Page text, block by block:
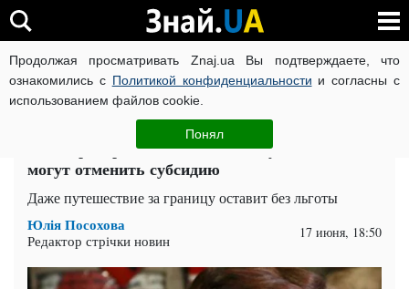
Продолжая просматривать Znaj.ua Вы подтверждаете, что
ознакомились с Политикой конфиденциальности и согласны с
использованием файлов cookie.
Понял
ВОЙНА РОССИИ ПРОТИВ УКРАИНЫ КОРОНАВИРУС В
ЧИТАТИ УКРАЇНСЬКОЮ
ПФУ проверит все доходы и покупки: за что
могут отменить субсидию
Даже путешествие за границу оставит без льготы
Юлія Посохова
Редактор стрічки новин 17 июня, 18:50